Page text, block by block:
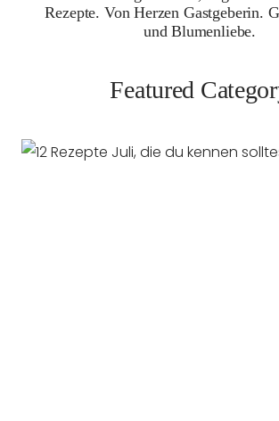
Rezepte. Von Herzen Gastgeberin.
und Blumenliebe.
Featured